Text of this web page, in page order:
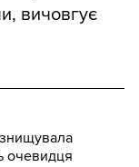
вичовгує
очевидця